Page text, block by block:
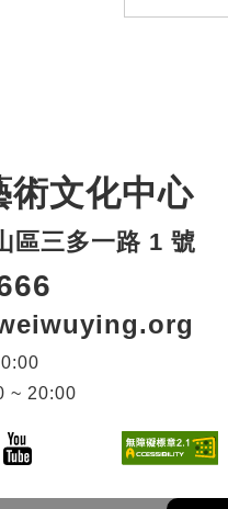
術文化中心
區三多一路 1 號
~ 20:00
) 窗)另開新視窗)
YouTube(另開新視窗)